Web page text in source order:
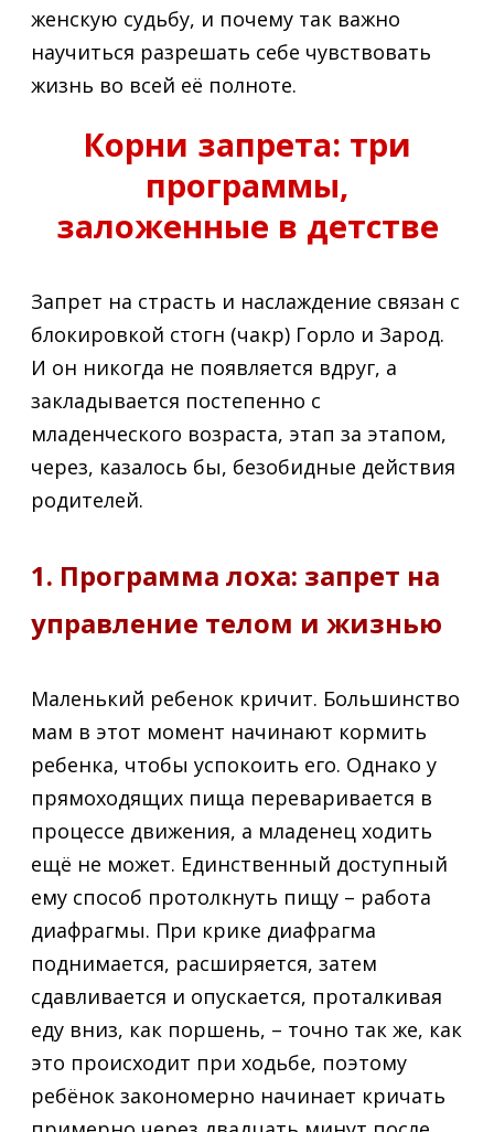
женскую судьбу, и почему так важно
научиться разрешать себе чувствовать
жизнь во всей её полноте.
Корни запрета: три
программы,
заложенные в детстве
Запрет на страсть и наслаждение связан с
блокировкой стогн (чакр) Горло и Зарод.
И он никогда не появляется вдруг, а
закладывается постепенно с
младенческого возраста, этап за этапом,
через, казалось бы, безобидные действия
родителей.
1. Программа лоха: запрет на
управление телом и жизнью
Маленький ребенок кричит. Большинство
мам в этот момент начинают кормить
ребенка, чтобы успокоить его. Однако у
прямоходящих пища переваривается в
процессе движения, а младенец ходить
ещё не может. Единственный доступный
ему способ протолкнуть пищу – работа
диафрагмы. При крике диафрагма
поднимается, расширяется, затем
сдавливается и опускается, проталкивая
еду вниз, как поршень, – точно так же, как
это происходит при ходьбе, поэтому
ребёнок закономерно начинает кричать